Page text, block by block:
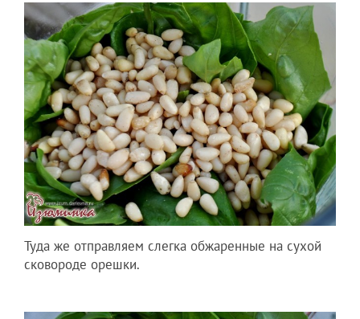
Туда же отправляем слегка обжаренные на сухой
сковороде орешки.